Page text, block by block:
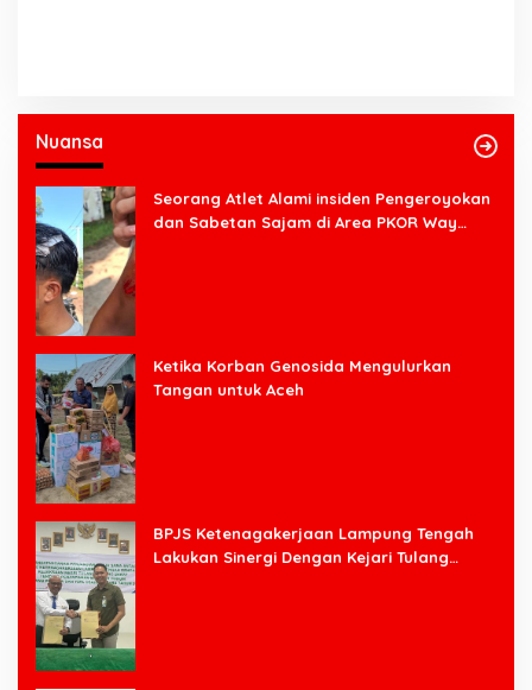
Nuansa
Seorang Atlet Alami insiden Pengeroyokan
dan Sabetan Sajam di Area PKOR Way
Ketika Korban Genosida Mengulurkan
Tangan untuk Aceh
BPJS Ketenagakerjaan Lampung Tengah
Lakukan Sinergi Dengan Kejari Tulang